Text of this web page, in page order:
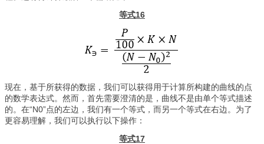
等式16
现在，基于所获得的数据，我们可以获得用于计算所构建的曲线的点
的数学表达式。然而，首先需要澄清的是，曲线不是由单个等式描述
的。在“N0”点的左边，我们有一个等式，而另一个等式在右边。为了
更容易理解，我们可以执行以下操作：
等式17